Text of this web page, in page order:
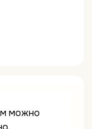
можно